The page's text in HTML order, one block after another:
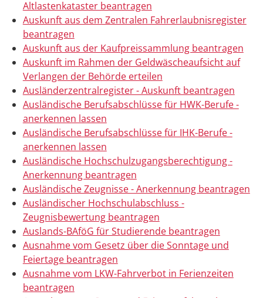
Altlastenkataster beantragen
Auskunft aus dem Zentralen Fahrerlaubnisregister
beantragen
Auskunft aus der Kaufpreissammlung beantragen
Auskunft im Rahmen der Geldwäscheaufsicht auf
Verlangen der Behörde erteilen
Ausländerzentralregister - Auskunft beantragen
Ausländische Berufsabschlüsse für HWK-Berufe -
anerkennen lassen
Ausländische Berufsabschlüsse für IHK-Berufe -
anerkennen lassen
Ausländische Hochschulzugangsberechtigung -
Anerkennung beantragen
Ausländische Zeugnisse - Anerkennung beantragen
Ausländischer Hochschulabschluss -
Zeugnisbewertung beantragen
Auslands-BAföG für Studierende beantragen
Ausnahme vom Gesetz über die Sonntage und
Feiertage beantragen
Ausnahme vom LKW-Fahrverbot in Ferienzeiten
beantragen